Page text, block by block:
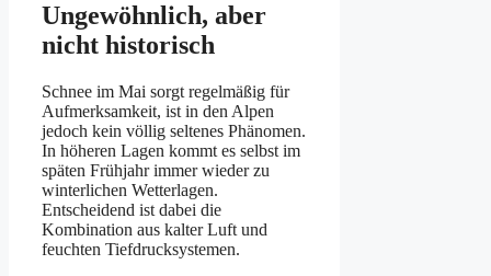
Ungewöhnlich, aber
nicht historisch
Schnee im Mai sorgt regelmäßig für
Aufmerksamkeit, ist in den Alpen
jedoch kein völlig seltenes Phänomen.
In höheren Lagen kommt es selbst im
späten Frühjahr immer wieder zu
winterlichen Wetterlagen.
Entscheidend ist dabei die
Kombination aus kalter Luft und
feuchten Tiefdrucksystemen.